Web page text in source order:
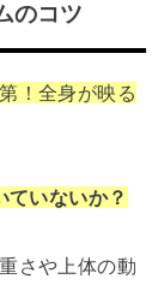
のコツ
！全身が映る
ていないか？
さや上体の動